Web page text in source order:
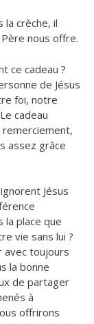
la crèche, il
nous offre.
ce cadeau ?
de Jésus
foi, notre
cadeau
assez grâce
Jésus
la place que
vie sans lui ?
avec toujours
la bonne
de partager
à
offrirons